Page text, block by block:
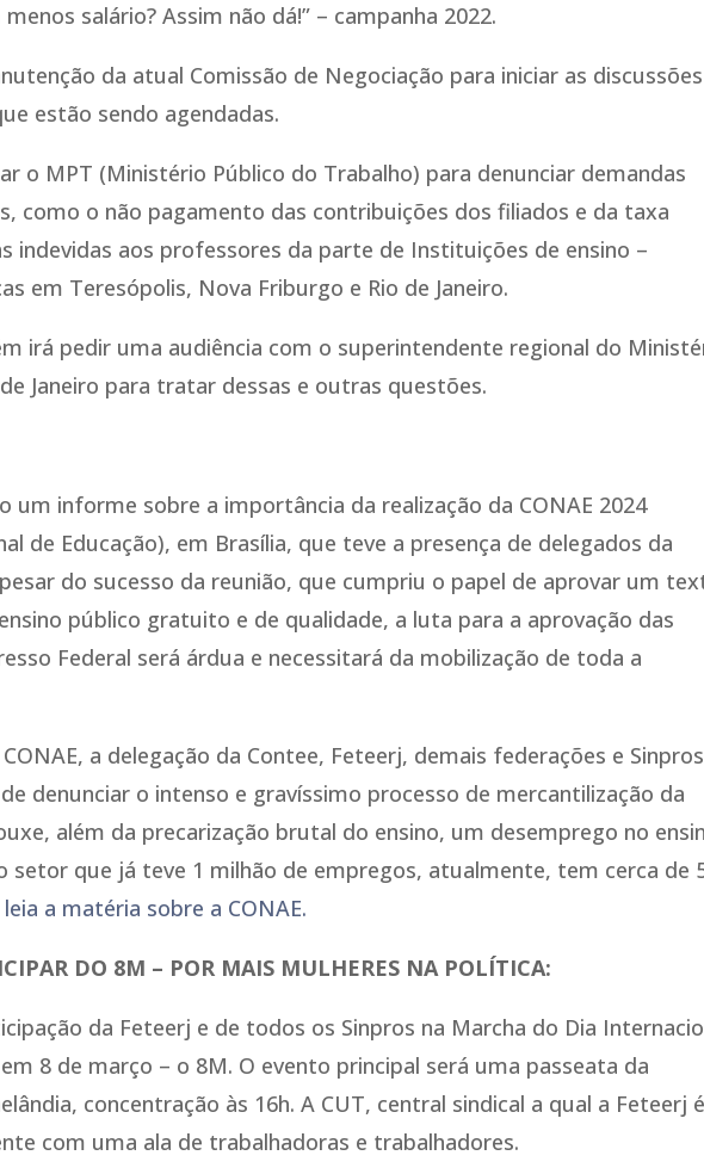
salário? Assim não dá!” – campanha 2022.
da atual Comissão de Negociação para iniciar as discussões
estão sendo agendadas.
o MPT (Ministério Público do Trabalho) para denunciar demandas
como o não pagamento das contribuições dos filiados e da taxa
indevidas aos professores da parte de Instituições de ensino –
em Teresópolis, Nova Friburgo e Rio de Janeiro.
irá pedir uma audiência com o superintendente regional do
Janeiro para tratar dessas e outras questões.
um informe sobre a importância da realização da CONAE 2024
de Educação), em Brasília, que teve a presença de delegados da
do sucesso da reunião, que cumpriu o papel de aprovar um
público gratuito e de qualidade, a luta para a aprovação das
Federal será árdua e necessitará da mobilização de toda a
a delegação da Contee, Feteerj, demais federações e Sinpros
denunciar o intenso e gravíssimo processo de mercantilização da
além da precarização brutal do ensino, um desemprego no
setor que já teve 1 milhão de empregos, atualmente, tem cerca de
leia a matéria sobre a CONAE.
DO 8M – POR MAIS MULHERES NA POLÍTICA:
da Feteerj e de todos os Sinpros na Marcha do Dia
8 de março – o 8M. O evento principal será uma passeata da
concentração às 16h. A CUT, central sindical a qual a Feteerj é
com uma ala de trabalhadoras e trabalhadores.